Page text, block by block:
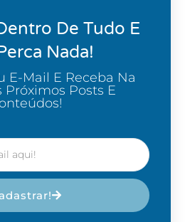
De Tudo E
Nada!
E-Mail E Receba Na
Próximos Posts E